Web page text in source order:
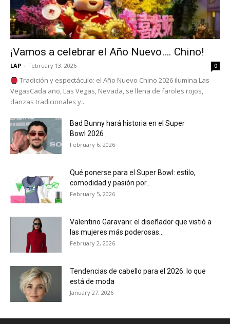
¡Vamos a celebrar el Año Nuevo…. Chino!
LAP - February 13, 2026 0
Tradición y espectáculo: el Año Nuevo Chino 2026 ilumina Las
VegasCada año, Las Vegas, Nevada, se llena de faroles rojos,
danzas tradicionales y...
Bad Bunny hará historia en el Super
Bowl 2026
February 6, 2026
Qué ponerse para el Super Bowl: estilo,
comodidad y pasión por...
February 5, 2026
Valentino Garavani: el diseñador que vistió a
las mujeres más poderosas...
February 2, 2026
Tendencias de cabello para el 2026: lo que
está de moda
January 27, 2026